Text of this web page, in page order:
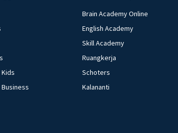
Brain Academy Online
English Academy
Skill Academy
Ruangkerja
Schoters
Kalananti